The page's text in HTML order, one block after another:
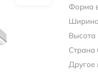
Форма
Высота
Страна
Другое